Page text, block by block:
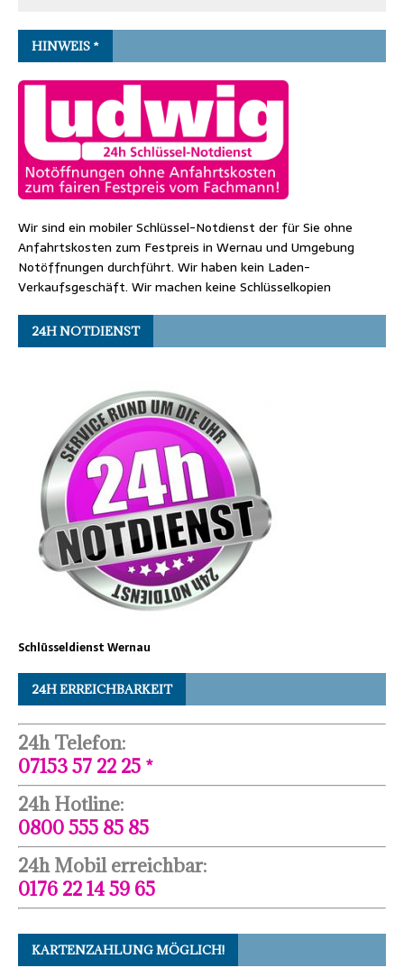
HINWEIS *
Wir sind ein mobiler Schlüssel-Notdienst der für Sie ohne
Anfahrtskosten zum Festpreis in Wernau und Umgebung
Notöffnungen durchführt. Wir haben kein Laden-
Verkaufsgeschäft. Wir machen keine Schlüsselkopien
24H NOTDIENST
Schlüsseldienst Wernau
24H ERREICHBARKEIT
24h Telefon:
07153 57 22 25 *
24h Hotline:
0800 555 85 85
24h Mobil erreichbar:
0176 22 14 59 65
KARTENZAHLUNG MÖGLICH!